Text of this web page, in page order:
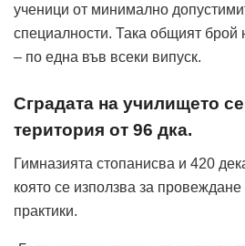
ученици от минимално
специалности. Така общият брой
– по една във всеки випуск.
Сградата на училището
територия от 96 дка.
Гимназията стопанисва и 420
която се използва за провеждане
практики.